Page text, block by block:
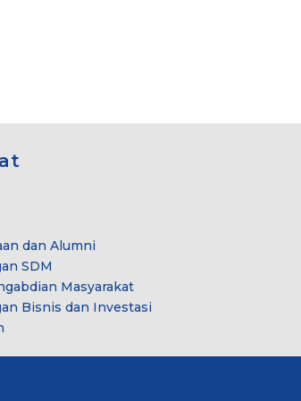
dan Alumni
SDM
Masyarakat
Bisnis dan Investasi